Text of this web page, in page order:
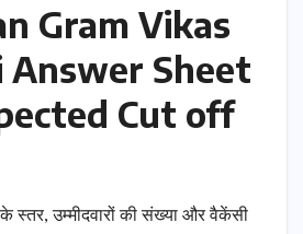
Gram Vikas
Sheet
Cut off
स्तर, उम्मीदवारों की संख्या और वैकेंसी